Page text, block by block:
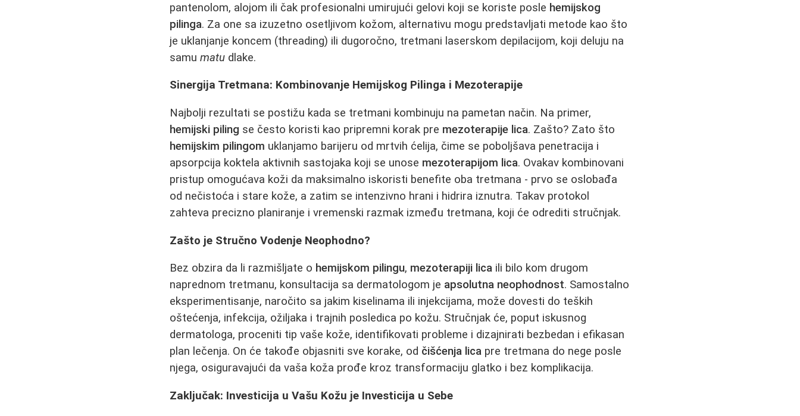
pantenolom, alojom ili čak profesionalni umirujući gelovi koji se koriste posle hemijskog
pilinga. Za one sa izuzetno osetljivom kožom, alternativu mogu predstavljati metode kao što
je uklanjanje koncem (threading) ili dugoročno, tretmani laserskom depilacijom, koji deluju na
samumatu dlake.
Sinergija Tretmana: Kombinovanje Hemijskog Pilinga i Mezoterapije
Najbolji rezultati se postižu kada se tretmani kombinuju na pametan način. Na primer,
hemijski piling se često koristi kao pripremni korak pre mezoterapije lica. Zašto? Zato što
hemijskim pilingom uklanjamo barijeru od mrtvih ćelija, čime se poboljšava penetracija i
apsorpcija koktela aktivnih sastojaka koji se unose mezoterapijom lica. Ovakav kombinovani
pristup omogućava koži da maksimalno iskoristi benefite oba tretmana - prvo se oslobađa
od nečistoća i stare kože, a zatim se intenzivno hrani i hidrira iznutra. Takav protokol
zahteva precizno planiranje i vremenski razmak između tretmana, koji će odrediti stručnjak.
Zašto je Stručno Vodenje Neophodno?
Bez obzira da li razmišljate o hemijskom pilingu, mezoterapiji lica ili bilo kom drugom
naprednom tretmanu, konsultacija sa dermatologom je apsolutna neophodnost. Samostalno
eksperimentisanje, naročito sa jakim kiselinama ili injekcijama, može dovesti do teških
oštećenja, infekcija, ožiljaka i trajnih posledica po kožu. Stručnjak će, poput iskusnog
dermatologa, proceniti tip vaše kože, identifikovati probleme i dizajnirati bezbedan i efikasan
plan lečenja. On će takođe objasniti sve korake, od čišćenja lica pre tretmana do nege posle
njega, osiguravajući da vaša koža prođe kroz transformaciju glatko i bez komplikacija.
Zaključak: Investicija u Vašu Kožu je Investicija u Sebe